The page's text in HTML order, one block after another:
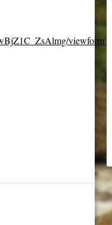
viewform?